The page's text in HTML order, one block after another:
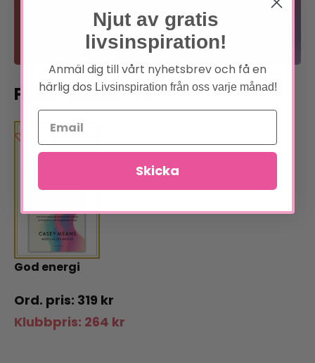
Bli medlem
Läs om förmånerna
Pluserbjudande
God energi
319 kr
Klubbpris: 264 kr
Njut av gratis
livsinspiration!
Anmäl dig till vårt nyhetsbrev och få en
härlig dos Livsinspiration från oss varje månad!
Skicka